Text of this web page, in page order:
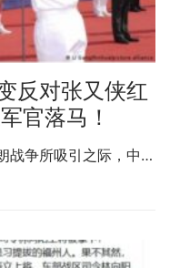
反对张又侠红
官落马！
战争所吸引之际，中…